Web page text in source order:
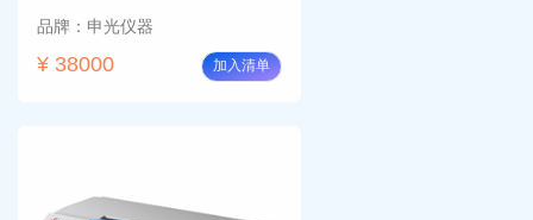
品牌：申光仪器
¥ 38000 加入清单